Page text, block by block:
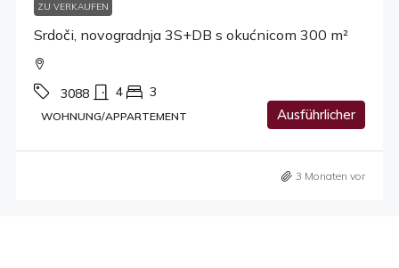
ZU VERKAUFEN
Srdoči, novogradnja 3S+DB s okućnicom 300 m²
3088 4 3
WOHNUNG/APPARTEMENT Ausführlicher
3 Monaten vor